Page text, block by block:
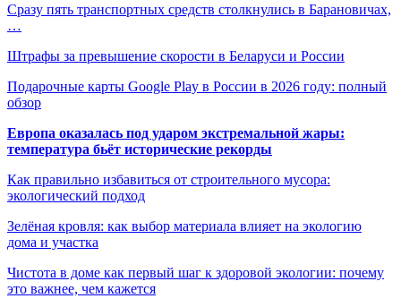
Сразу пять транспортных средств столкнулись в Барановичах,
…
Штрафы за превышение скорости в Беларуси и России
Подарочные карты Google Play в России в 2026 году: полный
обзор
Европа оказалась под ударом экстремальной жары:
температура бьёт исторические рекорды
Как правильно избавиться от строительного мусора:
экологический подход
Зелёная кровля: как выбор материала влияет на экологию
дома и участка
Чистота в доме как первый шаг к здоровой экологии: почему
это важнее, чем кажется